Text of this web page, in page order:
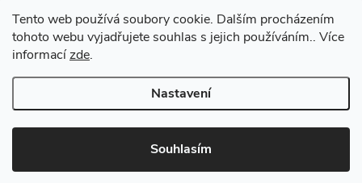
Tento web používá soubory cookie. Dalším procházením
tohoto webu vyjadřujete souhlas s jejich používáním.. Více
informacízde.
Nastavení
Souhlasím
Zákaznický servis
Copyright 2026Motocentrum - Žebrák. Všechna práva vyhrazena.